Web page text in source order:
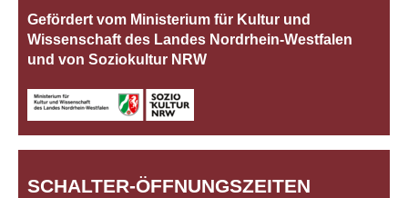
Gefördert vom Ministerium für Kultur und
Wissenschaft des Landes Nordrhein‐Westfalen
und von Soziokultur NRW
SCHALTER-ÖFFNUNGSZEITEN